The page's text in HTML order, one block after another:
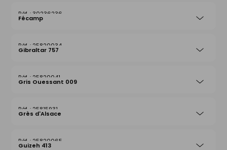
30236236
Fécamp
25820034
Gibraltar 757
25820041
Gris Ouessant 009
25815931
Grès d'Alsace
25820065
Guizeh 413